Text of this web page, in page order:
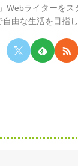
Webライターをス
由な生活を目指し